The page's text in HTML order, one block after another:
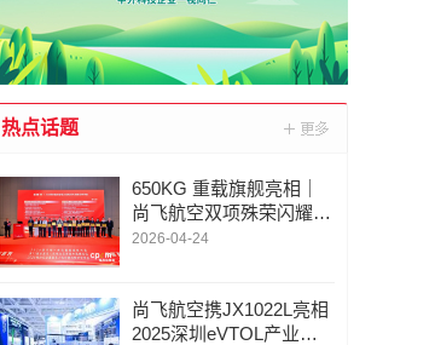
热点话题
650KG 重载旗舰亮相｜
尚飞航空双项殊荣闪耀全
国电力高峰论坛
2026-04-24
尚飞航空携JX1022L亮相
2025深圳eVTOL产业发